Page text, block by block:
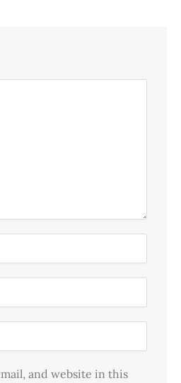
and website in this